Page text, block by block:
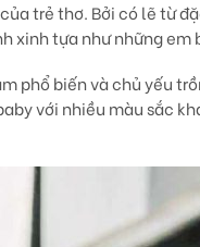
trẻ thơ. Bởi có lẽ từ
xinh tựa như những em
phổ biến và chủ yếu
với nhiều màu sắc